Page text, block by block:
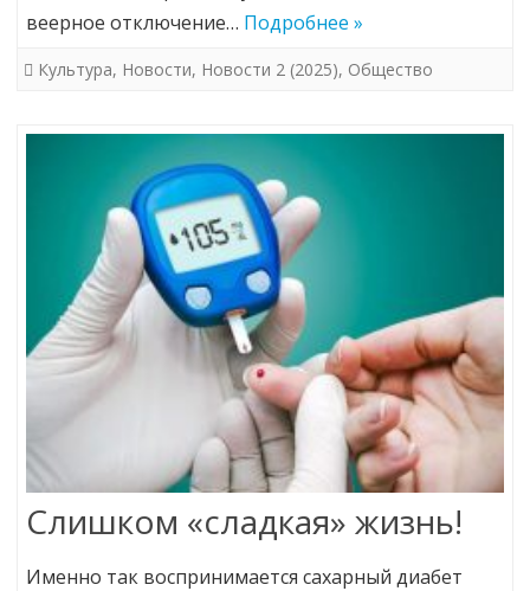
веерное отключение… Подробнее »
Культура, Новости, Новости 2 (2025), Общество
Слишком «сладкая» жизнь!
Именно так воспринимается сахарный диабет